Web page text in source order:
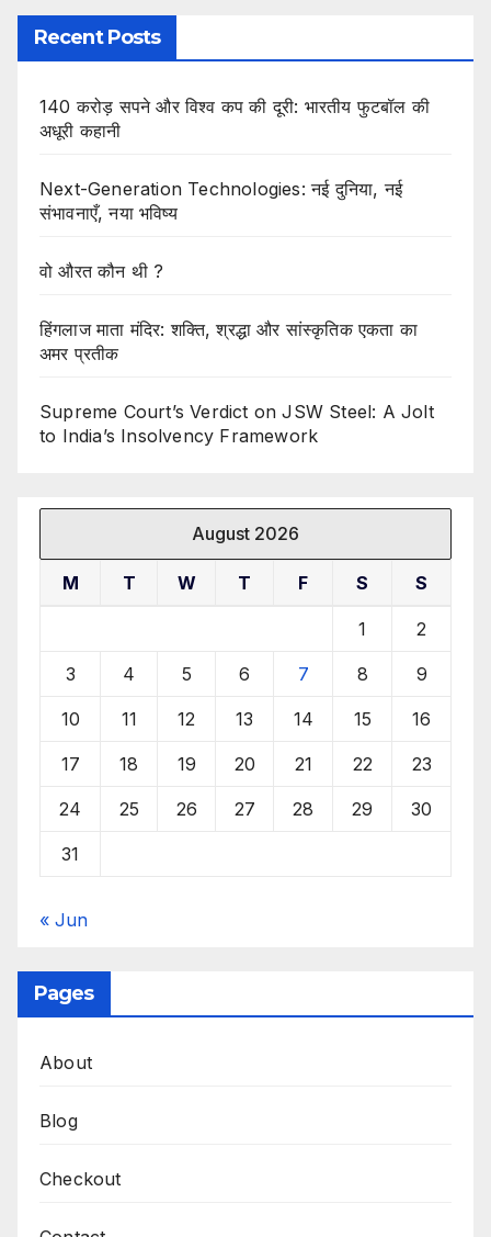
Recent Posts
140 करोड़ सपने और विश्व कप की दूरी: भारतीय फुटबॉल की
अधूरी कहानी
Next-Generation Technologies: नई दुनिया, नई
संभावनाएँ, नया भविष्य
वो औरत कौन थी ?
हिंगलाज माता मंदिर: शक्ति, श्रद्धा और सांस्कृतिक एकता का
अमर प्रतीक
Supreme Court’s Verdict on JSW Steel: A Jolt
to India’s Insolvency Framework
August 2026
M T W T F S S
1 2
3 4 5 6 7 8 9
10 11 12 13 14 15 16
17 18 19 20 21 22 23
24 25 26 27 28 29 30
31
« Jun
Pages
About
Blog
Checkout